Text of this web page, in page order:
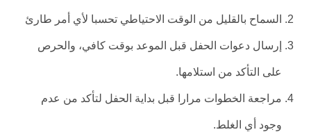
السماح بالقليل من الوقت الاحتياطي تحسبا لأي أمر طارئ
إرسال دعوات الحفل قبل الموعد بوقت كافي، والحرص
على التأكد من استلامها.
مراجعة الخطوات مرارا قبل بداية الحفل لتأكد من عدم
وجود أي الغلط.